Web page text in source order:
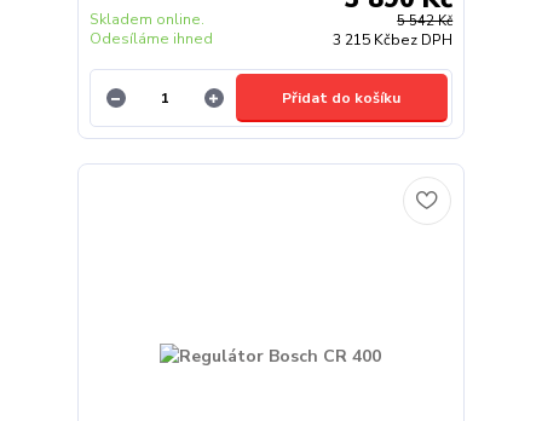
5 542 Kč
3 215 Kčbez DPH
Skladem online.
Odesíláme ihned
Přidat do košíku